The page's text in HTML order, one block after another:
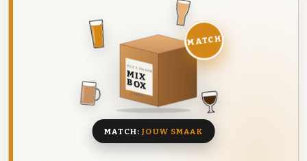
DEZE MAAND
MIX
BOX
8 BIEREN
MATCH
MATCH:JOUW SMAAK